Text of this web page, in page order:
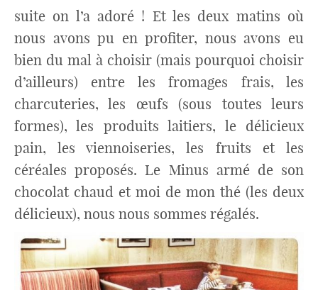
suite on l’a adoré ! Et les deux matins où
nous avons pu en profiter, nous avons eu
bien du mal à choisir (mais pourquoi choisir
d’ailleurs) entre les fromages frais, les
charcuteries, les œufs (sous toutes leurs
formes), les produits laitiers, le délicieux
pain, les viennoiseries, les fruits et les
céréales proposés. Le Minus armé de son
chocolat chaud et moi de mon thé (les deux
délicieux), nous nous sommes régalés.